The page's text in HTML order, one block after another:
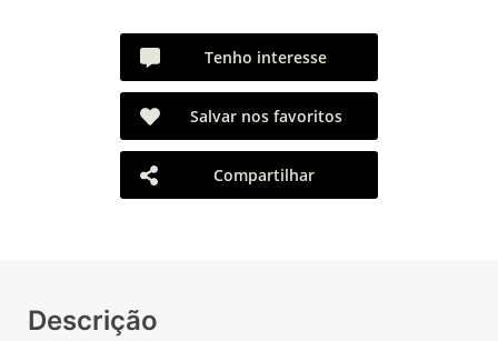
Tenho interesse
Salvar nos favoritos
Compartilhar
Descrição